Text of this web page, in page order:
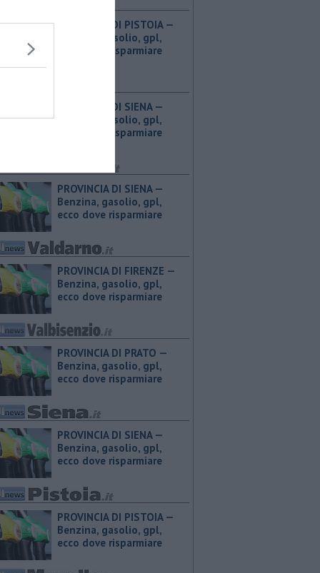
PROVINCIA DI PISTOIA — ​
Benzina, gasolio, gpl,
ecco dove risparmiare
PROVINCIA DI SIENA — ​
Benzina, gasolio, gpl,
ecco dove risparmiare
PROVINCIA DI SIENA — ​
Benzina, gasolio, gpl,
ecco dove risparmiare
PROVINCIA DI FIRENZE — ​
Benzina, gasolio, gpl,
ecco dove risparmiare
PROVINCIA DI PRATO — ​
Benzina, gasolio, gpl,
ecco dove risparmiare
PROVINCIA DI SIENA — ​
Benzina, gasolio, gpl,
ecco dove risparmiare
PROVINCIA DI PISTOIA — ​
Benzina, gasolio, gpl,
ecco dove risparmiare